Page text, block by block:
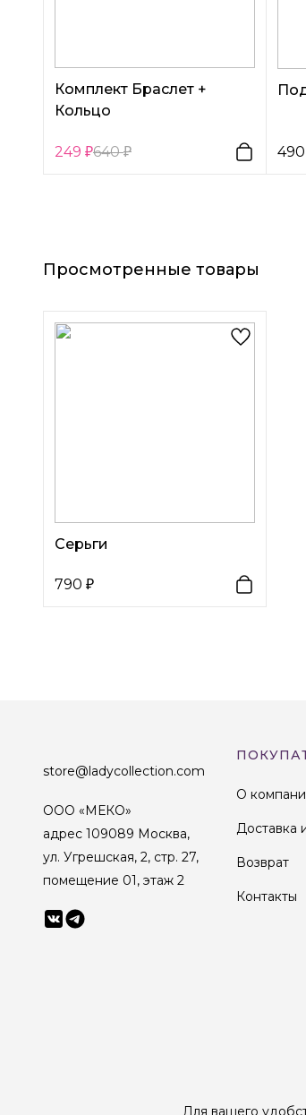
Комплект Браслет +
Кольцо
249 640 490
Просмотренные товары
Серьги
790
store@ladycollection.com
ООО «МЕКО»
адрес 109089 Москва,
ул. Угрешская, 2, стр. 27,
помещение 01, этаж 2
О
Доставка
Возврат
Контакты
Для вашего